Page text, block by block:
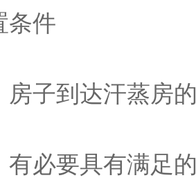
条件
房子到达汗蒸房
有必要具有满足